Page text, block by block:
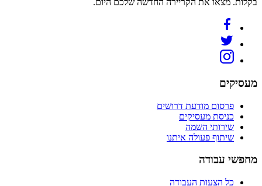
בקלות. מצאו את הקריירה החדשה שלכם היום.
מעסיקים
פרסום מודעת דרושים
כניסת מעסיקים
שירותי השמה
שיתוף פעולה איתנו
מחפשי עבודה
כל הצעות העבודה